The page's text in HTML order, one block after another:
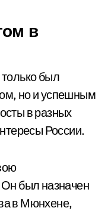
в
был
но и успешным
в разных
России.
был назначен
в Мюнхене,